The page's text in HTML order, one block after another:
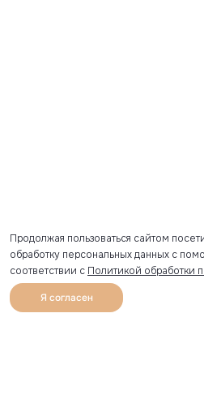
Каталог Избранное
Продолжая пользоваться сайтом
обработку персональных данных с
соответствии с Политикой обработки
Я согласен